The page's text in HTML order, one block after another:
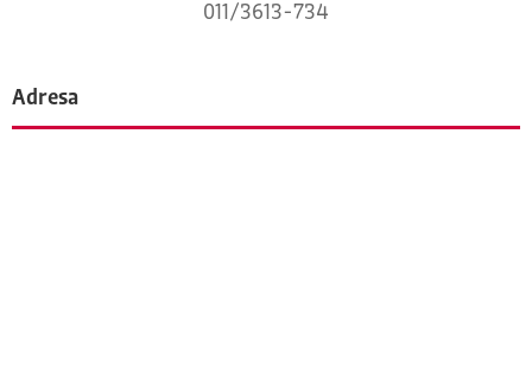
011/3613-734
Adresa